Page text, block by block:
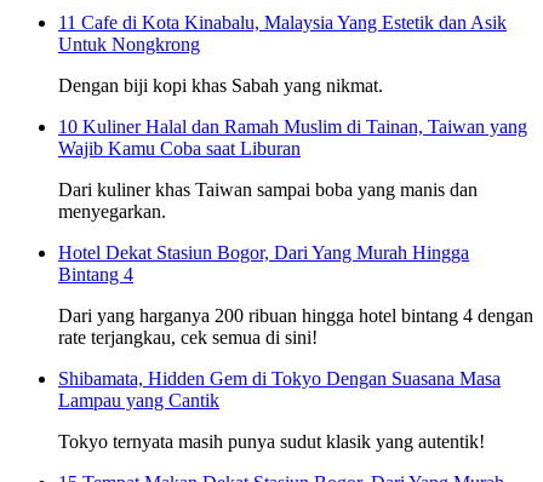
11 Cafe di Kota Kinabalu, Malaysia Yang Estetik dan Asik
Untuk Nongkrong
Dengan biji kopi khas Sabah yang nikmat.
10 Kuliner Halal dan Ramah Muslim di Tainan, Taiwan yang
Wajib Kamu Coba saat Liburan
Dari kuliner khas Taiwan sampai boba yang manis dan
menyegarkan.
Hotel Dekat Stasiun Bogor, Dari Yang Murah Hingga
Bintang 4
Dari yang harganya 200 ribuan hingga hotel bintang 4 dengan
rate terjangkau, cek semua di sini!
Shibamata, Hidden Gem di Tokyo Dengan Suasana Masa
Lampau yang Cantik
Tokyo ternyata masih punya sudut klasik yang autentik!